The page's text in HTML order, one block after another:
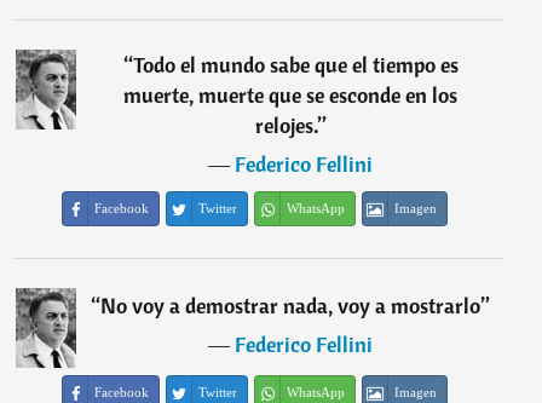
“Todo el mundo sabe que el tiempo es
muerte, muerte que se esconde en los
relojes.”
―Federico Fellini
Facebook Twitter WhatsApp Imagen
“No voy a demostrar nada, voy a mostrarlo”
―Federico Fellini
Facebook Twitter WhatsApp Imagen